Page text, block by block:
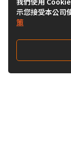
示您接受本公司
策